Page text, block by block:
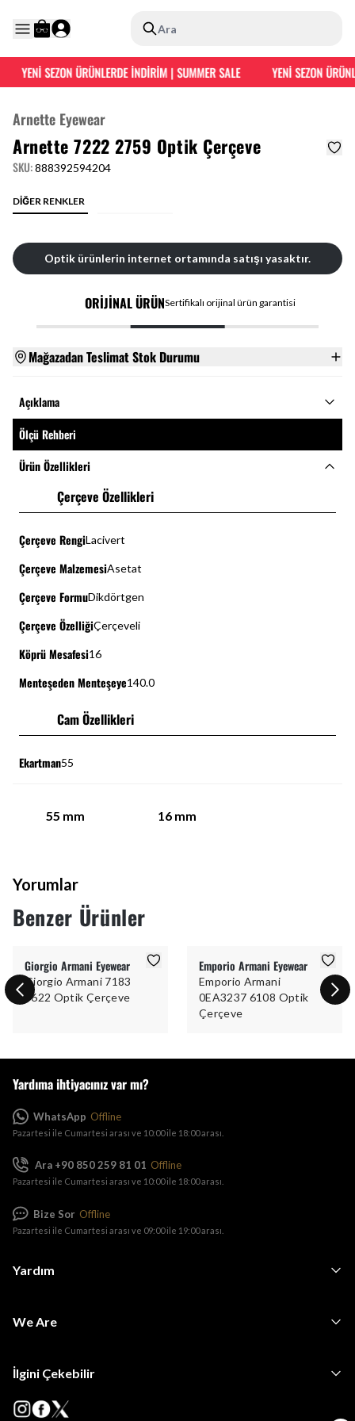
Ara
YENİ SEZON ÜRÜNLERDE İNDİRİM | SUMMER SALE YENİ SEZON
Arnette Eyewear
Arnette 7222 2759 Optik Çerçeve
SKU:888392594204
DİĞER RENKLER
Optik ürünlerin internet ortamında satışı yasaktır.
ORİJİNAL ÜRÜNSertifikalı orijinal ürün garantisi
Mağazadan Teslimat Stok Durumu
Açıklama
Ölçü Rehberi
Ürün Özellikleri
Çerçeve Özellikleri
Çerçeve RengiLacivert
Çerçeve MalzemesiAsetat
Çerçeve FormuDikdörtgen
Çerçeve ÖzelliğiÇerçeveli
Köprü Mesafesi16
Menteşeden Menteşeye140.0
Cam Özellikleri
Ekartman55
55 mm 16 mm
Yorumlar
Benzer Ürünler
Giorgio Armani Eyewear
Giorgio Armani 7183
5622 Optik Çerçeve
Emporio Armani Eyewear
Emporio Armani
0EA3237 6108 Optik
Çerçeve
Yardım
We Are
İlgini Çekebilir
Yardıma ihtiyacınız var mı?
WhatsApp Offline
Pazartesi ile Cumartesi arası ve 10:00 ile 18:00 arası.
Ara +90 850 259 81 01 Offline
Pazartesi ile Cumartesi arası ve 10:00 ile 18:00 arası.
Bize Sor Offline
Pazartesi ile Cumartesi arası ve 09:00 ile 19:00 arası.